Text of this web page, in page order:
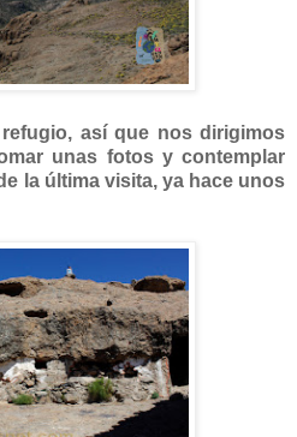
así que nos dirigimos
unas fotos y contemplar
la última visita, ya hace unos